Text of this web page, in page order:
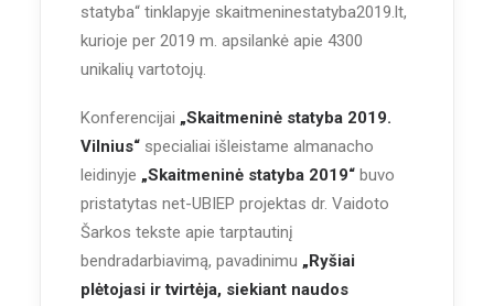
statyba“ tinklapyje skaitmeninestatyba2019.lt,
kurioje per 2019 m. apsilankė apie 4300
unikalių vartotojų.
Konferencijai „Skaitmeninė statyba 2019.
Vilnius“ specialiai išleistame almanacho
leidinyje „Skaitmeninė statyba 2019“ buvo
pristatytas net-UBIEP projektas dr. Vaidoto
Šarkos tekste apie tarptautinį
bendradarbiavimą, pavadinimu „Ryšiai
plėtojasi ir tvirtėja, siekiant naudos